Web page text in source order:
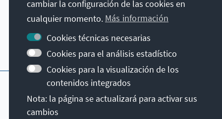
Contacto
Otras ofertas de la fundación
Impressum
Datenschutzerklärung
Nutzungsbedingungen
© Konrad-Adenauer-Stiftung e.V. 2026
cambiar la configuración de las cookies en
cualquier momento. Más información
Cookies técnicas necesarias
Cookies para el análisis estadístico
Cookies para la visualización de los
contenidos integrados
Nota: la página se actualizará para activar sus
cambios